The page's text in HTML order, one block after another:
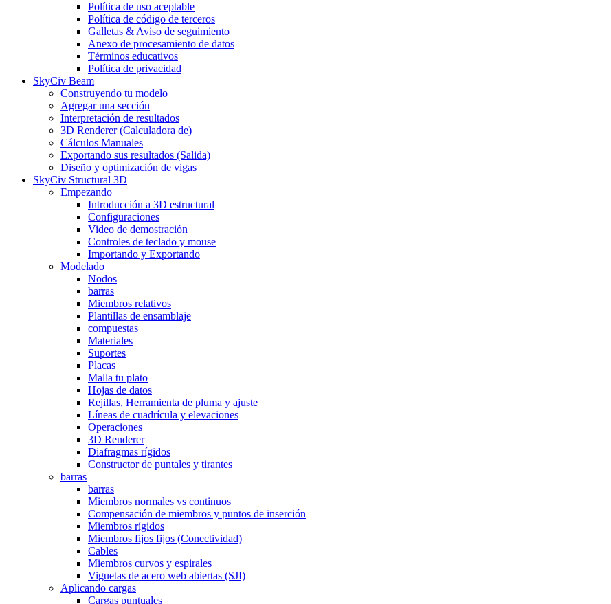
Política de uso aceptable
Política de código de terceros
Galletas & Aviso de seguimiento
Anexo de procesamiento de datos
Términos educativos
Política de privacidad
SkyCiv Beam
Construyendo tu modelo
Agregar una sección
Interpretación de resultados
3D Renderer (Calculadora de)
Cálculos Manuales
Exportando sus resultados (Salida)
Diseño y optimización de vigas
SkyCiv Structural 3D
Empezando
Introducción a 3D estructural
Configuraciones
Video de demostración
Controles de teclado y mouse
Importando y Exportando
Modelado
Nodos
barras
Miembros relativos
Plantillas de ensamblaje
compuestas
Materiales
Suportes
Placas
Malla tu plato
Hojas de datos
Rejillas, Herramienta de pluma y ajuste
Líneas de cuadrícula y elevaciones
Operaciones
3D Renderer
Diafragmas rígidos
Constructor de puntales y tirantes
barras
barras
Miembros normales vs continuos
Compensación de miembros y puntos de inserción
Miembros rígidos
Miembros fijos fijos (Conectividad)
Cables
Miembros curvos y espirales
Viguetas de acero web abiertas (SJI)
Aplicando cargas
Cargas puntuales